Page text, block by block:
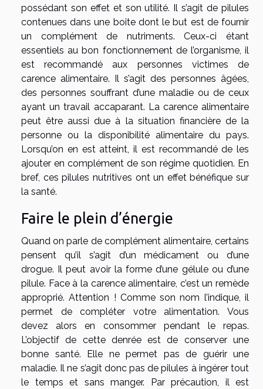
possédant son effet et son utilité. Il s’agit de pilules
contenues dans une boite dont le but est de fournir
un complément de nutriments. Ceux-ci étant
essentiels au bon fonctionnement de l’organisme, il
est recommandé aux personnes victimes de
carence alimentaire. Il s’agit des personnes âgées,
des personnes souffrant d’une maladie ou de ceux
ayant un travail accaparant. La carence alimentaire
peut être aussi due à la situation financière de la
personne ou la disponibilité alimentaire du pays.
Lorsqu’on en est atteint, il est recommandé de les
ajouter en complément de son régime quotidien. En
bref, ces pilules nutritives ont un effet bénéfique sur
la santé.
Faire le plein d’énergie
Quand on parle de complément alimentaire, certains
pensent qu’il s’agit d’un médicament ou d’une
drogue. Il peut avoir la forme d’une gélule ou d’une
pilule. Face à la carence alimentaire, c’est un remède
approprié. Attention ! Comme son nom l’indique, il
permet de compléter votre alimentation. Vous
devez alors en consommer pendant le repas.
L’objectif de cette denrée est de conserver une
bonne santé. Elle ne permet pas de guérir une
maladie. Il ne s’agit donc pas de pilules à ingérer tout
le temps et sans manger. Par précaution, il est